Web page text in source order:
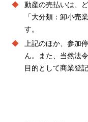
動産の売払いは、
「大分類：卸小売
す。
上記のほか、参加
ん。また、当然法
目的として商業登